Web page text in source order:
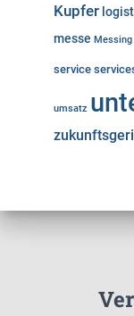
Kupfer
messe Messing
service
umsatz